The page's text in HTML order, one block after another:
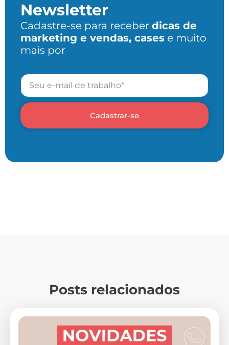
Newsletter
Cadastre-se para receber dicas de
marketing e vendas, cases e muito
mais por
Cadastrar-se
Posts relacionados